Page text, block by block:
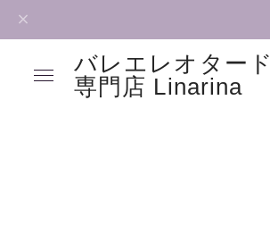
バレエレオタード
専門店 Linarina